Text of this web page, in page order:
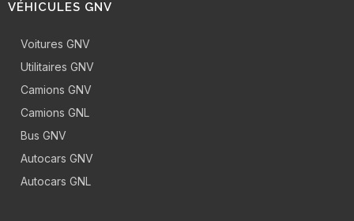
VÉHICULES GNV
Voitures GNV
Utilitaires GNV
Camions GNV
Camions GNL
Bus GNV
Autocars GNV
Autocars GNL